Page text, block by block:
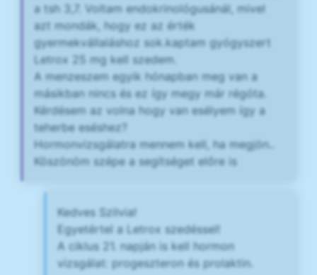
a tsh 3,7. Voltam endokrinológusánál, mivel
azt mondák, hogy ez az érték
gyermekvállaláshoz sok.kaptam gyógyszert
Letrox 25 mg kell szedem.
A menzeszem egyik hónapban meg van a
másikban nincs és ez így megy már régóta.
Kérdésem az volna hogy van esélyem így a
teherbe eséshez?
Hormonvizsgálatra mennem kell, ha megjön..
Köszönöm szépe a segítséget előre is
Kedves Szilvia!
Egyetértel a Letrox szedéssel!
A ciklus 21. napján is kell hormon
vizsgálat: progeszteron és prolaktin.